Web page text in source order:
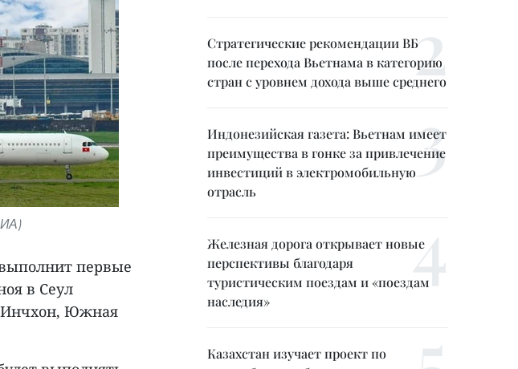
первые
в Сеул
Южная
Стратегические рекомендации ВБ
после перехода Вьетнама в категорию
стран с уровнем дохода выше среднего
Индонезийская газета: Вьетнам имеет
преимущества в гонке за привлечение
инвестиций в электромобильную
отрасль
Железная дорога открывает новые
перспективы благодаря
туристическим поездам и «поездам
наследия»
Казахстан изучает проект по